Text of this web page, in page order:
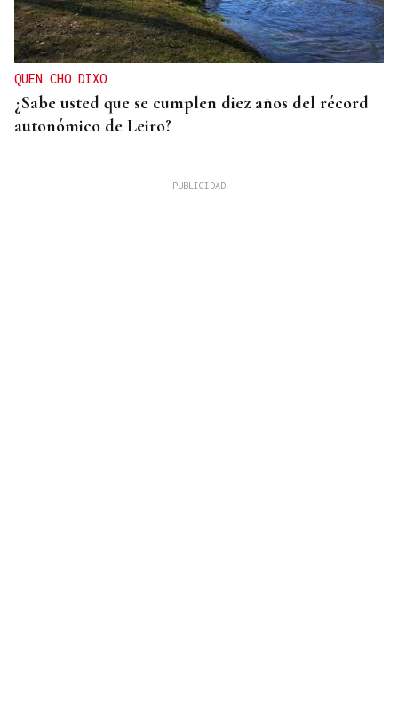
QUEN CHO DIXO
¿Sabe usted que se cumplen diez años del récord
autonómico de Leiro?